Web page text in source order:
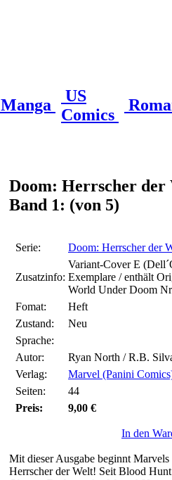
Manga
US
Comics
Doom: Herrscher der
Band 1: (von 5)
Serie: Doom: Herrscher der
Zusatzinfo:
Variant-Cover E
Exemplare / enthält
World Under Doom
Fomat:
Heft
Zustand:
Neu
Sprache:
Autor:
Ryan North / R.B.
Verlag:
Marvel (Panini
Seiten:
44
Preis:
9,00 €
In den
Mit dieser Ausgabe beginnt
Herrscher der Welt! Seit Blood